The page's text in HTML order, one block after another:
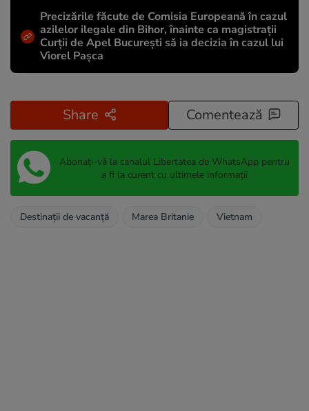
Precizările făcute de Comisia Europeană în cazul
azilelor ilegale din Bihor, înainte ca magistrații
Curții de Apel București să ia decizia în cazul lui
Viorel Pașca
Share Comentează
Abonați-vă la canalul Libertatea de WhatsApp pentru
a fi la curent cu ultimele informații
Destinații de vacanță Marea Britanie Vietnam